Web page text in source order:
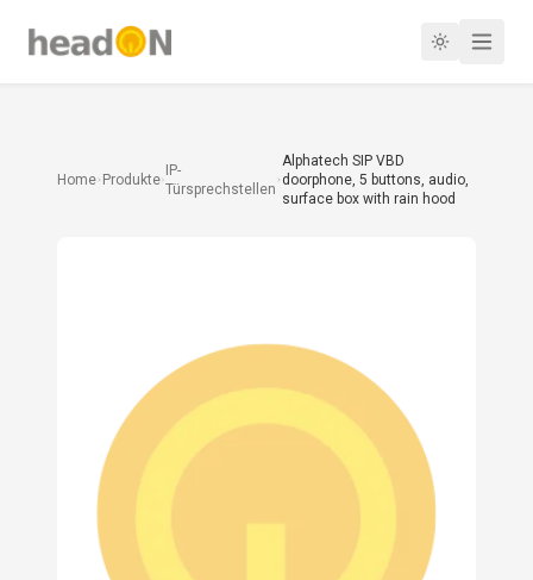
Home Produkte
IP-
Türsprechstellen
Alphatech SIP VBD
doorphone, 5 buttons, audio,
surface box with rain hood